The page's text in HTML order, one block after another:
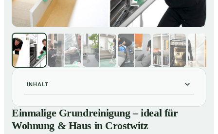
INHALT
Einmalige Grundreinigung – ideal für Wohnung & Haus
in Crostwitz
Einmalige Grundreinigung – ideal für
Wohnung & Haus in Crostwitz